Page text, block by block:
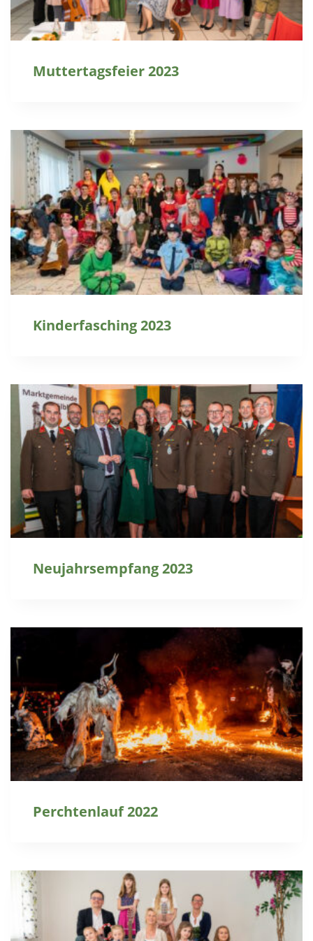
Muttertagsfeier 2023
Kinderfasching 2023
Neujahrsempfang 2023
Perchtenlauf 2022